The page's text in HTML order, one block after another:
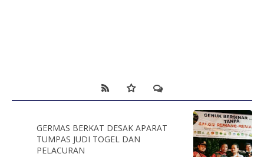
GERMAS BERKAT DESAK APARAT
TUMPAS JUDI TOGEL DAN
PELACURAN